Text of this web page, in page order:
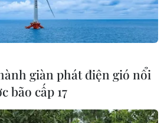
giàn phát điện gió nổi
bão cấp 17